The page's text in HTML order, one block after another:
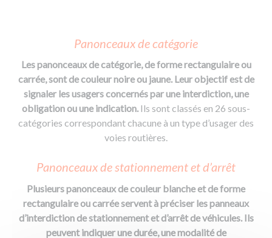
Panonceaux de catégorie
Les panonceaux de catégorie, de forme rectangulaire ou
carrée, sont de couleur noire ou jaune. Leur objectif est de
signaler les usagers concernés par une interdiction, une
obligation ou une indication.Ils sont classés en 26 sous-
catégories correspondant chacune à un type d’usager des
voies routières.
Panonceaux de stationnement et d’arrêt
Plusieurs panonceaux de couleur blanche et de forme
rectangulaire ou carrée servent à préciser les panneaux
d’interdiction de stationnement et d’arrêt de véhicules. Ils
peuvent indiquer une durée, une modalité de